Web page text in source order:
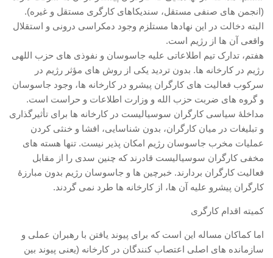
(انجمن های صنفی مستقل، سندیکاهای کارگری مستقل و غیره).
البته دخالت در این نهادها مستلزم وجود دمکراسی درونی و استقلال
واقعی آن ها از رژیم است.
هفتم، تدارک تیم اطلاعاتی علیه جاسوسان و نفوذی های حزب اللهی
رژیم در کارخانه ها. بدون تردید یکی از روش های مؤثر رژیم در
سرکوب فعالیت های کارگران پیشرو در کارخانه ها، وجود جاسوسان
و گروه های ضربت حزب الله و وزارت اطلاعات و حراست است.
مداخلۀ سیاسی کارگران سوسیالیست در کارخانه ها برای تأثیرگذاری
و تبلیغات در میان کارگران، بدون شناسایی، افشا و خنثی کردن
عملیات مخرب جاسوسان رژیم امکان پذیر نیست. تنها هسته های
مخفی کارگران سوسیالیست قادرند که چنین سدی را از مقابل
فعالیت کارگران بردارند. خبرچین ها و جاسوسان رژیم بدون مبارزۀ
کارگران پیشرو علیه آن ها، از کارخانه ها طرد نمی گردند.
کمیته اقدام کارگری
اما کماکان مساله این است که برای پیوند یافتن با رهبران عملی و
سازمانده های اصلی اعتصاب کنندگان در کارخانه (یعنی پیوند بین